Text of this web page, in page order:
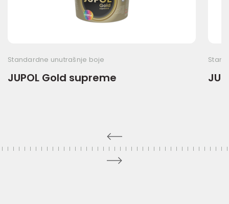
Standardne unutrašnje boje
JUPOL Gold supreme